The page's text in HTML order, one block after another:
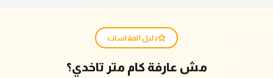
دليل المقاسات
مش عارفة كام متر تاخدي؟